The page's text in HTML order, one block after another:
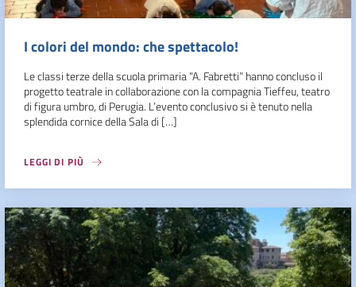
I colori del mondo: che spettacolo!
Le classi terze della scuola primaria “A. Fabretti” hanno concluso il
progetto teatrale in collaborazione con la compagnia Tieffeu, teatro
di figura umbro, di Perugia. L’evento conclusivo si è tenuto nella
splendida cornice della Sala di […]
LEGGI DI PIÙ